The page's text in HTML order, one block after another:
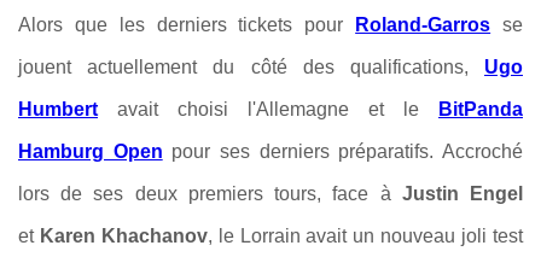
Alors que les derniers tickets pour Roland-Garros se
jouent actuellement du côté des qualifications, Ugo
Humbert avait choisi l'Allemagne et le BitPanda
Hamburg Open pour ses derniers préparatifs. Accroché
lors de ses deux premiers tours, face à Justin Engel
et Karen Khachanov, le Lorrain avait un nouveau joli test